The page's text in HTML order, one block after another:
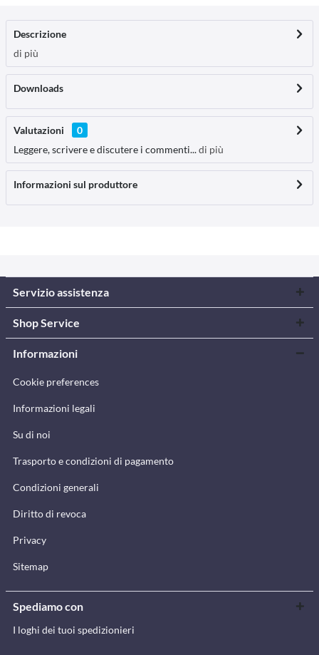
Descrizione
di più
Downloads
Valutazioni
0
Leggere, scrivere e discutere i commenti...di più
Informazioni sul produttore
Servizio assistenza
Shop Service
Informazioni
Cookie preferences
Informazioni legali
Su di noi
Trasporto e condizioni di pagamento
Condizioni generali
Diritto di revoca
Privacy
Sitemap
Spediamo con
I loghi dei tuoi spedizionieri